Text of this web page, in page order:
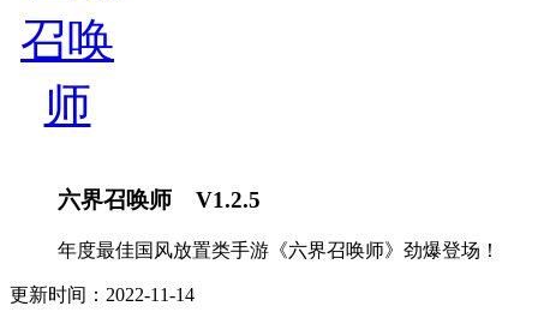
六界召唤师 V1.2.5
年度最佳国风放置类手游《六界召唤师》劲爆登场！
更新时间：2022-11-14